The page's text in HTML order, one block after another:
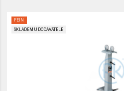
SKLADEM U DODAVATELE
FEIN